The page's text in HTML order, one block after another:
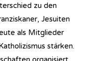
zu den
Jesuiten
als Mitglieder
stärken.